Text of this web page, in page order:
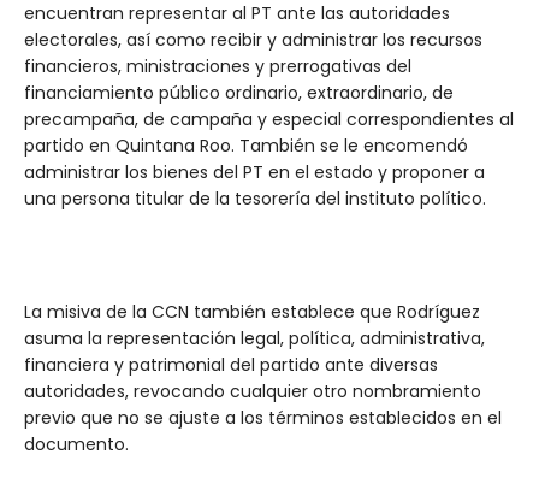
encuentran representar al PT ante las autoridades
electorales, así como recibir y administrar los recursos
financieros, ministraciones y prerrogativas del
financiamiento público ordinario, extraordinario, de
precampaña, de campaña y especial correspondientes al
partido en Quintana Roo. También se le encomendó
administrar los bienes del PT en el estado y proponer a
una persona titular de la tesorería del instituto político.
La misiva de la CCN también establece que Rodríguez
asuma la representación legal, política, administrativa,
financiera y patrimonial del partido ante diversas
autoridades, revocando cualquier otro nombramiento
previo que no se ajuste a los términos establecidos en el
documento.